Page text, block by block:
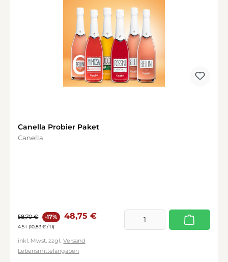
Canella Probier Paket
Canella
Verkaufspreis:
Regulärer Preis:
58,70 € -17% 48,75 €
4.5 l (10,83 € / 1 l)
inkl. Mwst. zzgl. Versand
Lebensmittelangaben